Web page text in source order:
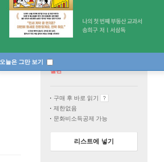
오늘은 그만 보기
절판
구매 후 바로 읽기
제한없음
문화비소득공제 가능
리스트에 넣기